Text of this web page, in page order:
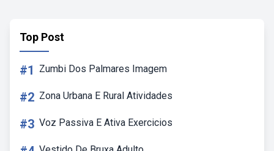
Top Post
#1 Zumbi Dos Palmares Imagem
#2 Zona Urbana E Rural Atividades
#3 Voz Passiva E Ativa Exercicios